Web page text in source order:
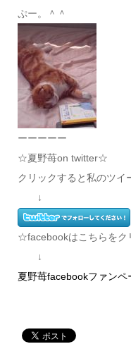
ぷー。＾＾
ーーーーー
☆夏野苺on twitter☆
クリックすると私のツイ
↓
☆facebookはこちらを
↓
夏野苺facebookファンペ